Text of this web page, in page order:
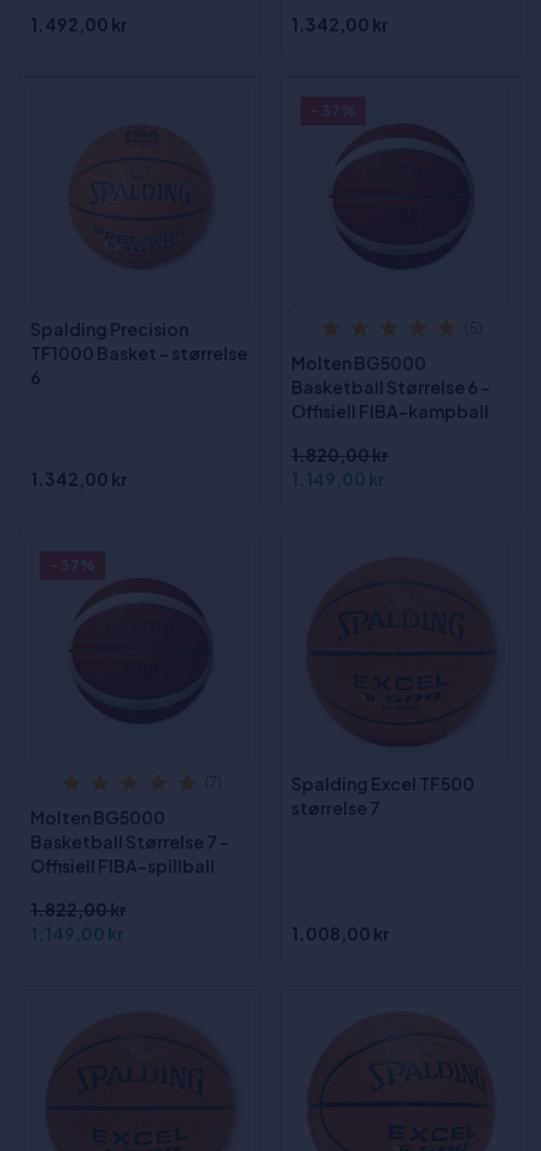
1.492,00 kr
1.342,00 kr
Spalding Precision
TF1000 Basket - størrelse
6
1.342,00 kr
Molten BG5000
Basketball Størrelse 6 -
Offisiell FIBA-kampball
1.820,00 kr
1.149,00 kr
Molten BG5000
Basketball Størrelse 7 -
Offisiell FIBA-spillball
1.822,00 kr
1.149,00 kr
Spalding Excel TF500
størrelse 7
1.008,00 kr